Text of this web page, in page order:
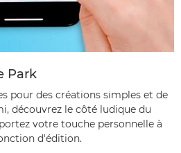
Park
pour des créations simples et de
découvrez le côté ludique du
votre touche personnelle à
d'édition.